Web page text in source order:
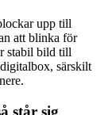
upp till
att blinka för
stabil bild till
särskilt
står sig